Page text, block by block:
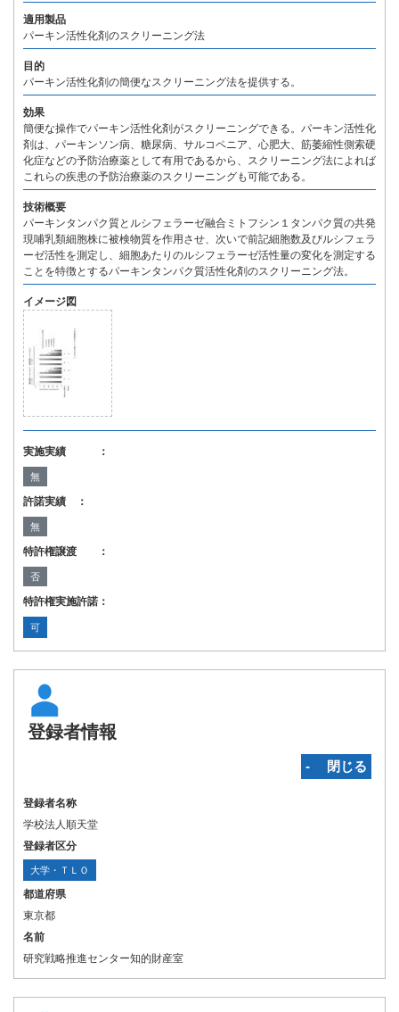
適用製品
パーキン活性化剤のスクリーニング法
目的
パーキン活性化剤の簡便なスクリーニング法を提供する。
効果
簡便な操作でパーキン活性化剤がスクリーニングできる。パーキン活性化
剤は、パーキンソン病、糖尿病、サルコペニア、心肥大、筋萎縮性側索硬
化症などの予防治療薬として有用であるから、スクリーニング法によれば
これらの疾患の予防治療薬のスクリーニングも可能である。
技術概要
パーキンタンパク質とルシフェラーゼ融合ミトフシン１タンパク質の共発
現哺乳類細胞株に被検物質を作用させ、次いで前記細胞数及びルシフェラ
ーゼ活性を測定し、細胞あたりのルシフェラーゼ活性量の変化を測定する
ことを特徴とするパーキンタンパク質活性化剤のスクリーニング法。
イメージ図
実施実績 ：
無
許諾実績 ：
無
特許権譲渡 ：
否
特許権実施許諾：
可
登録者情報
‐ 閉じる
登録者名称
学校法人順天堂
登録者区分
大学・ＴＬＯ
都道府県
東京都
名前
研究戦略推進センター知的財産室